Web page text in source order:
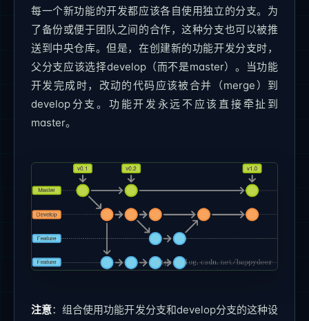
每一个新功能的开发都应该各自使用独立的分支。为
了备份或便于团队之间的合作，这种分支也可以被推
送到中央仓库。但是，在创建新的功能开发分支时，
父分支应该选择develop（而不是master）。当功能
开发完成时，改动的代码应该被合并（merge）到
develop分支。功能开发永远不应该直接牵扯到
master。
注意：组合使用功能开发分支和develop分支的这种设